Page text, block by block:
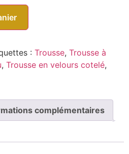
: Trousse, Trousse à
, Trousse en velours cotelé,
complémentaires